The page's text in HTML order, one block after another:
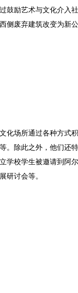
鼓励艺术与文化介入
侧废弃建筑改变为新公
化场所通过各种方式
。除此之外，他们还
学校学生被邀请到阿
研讨会等。